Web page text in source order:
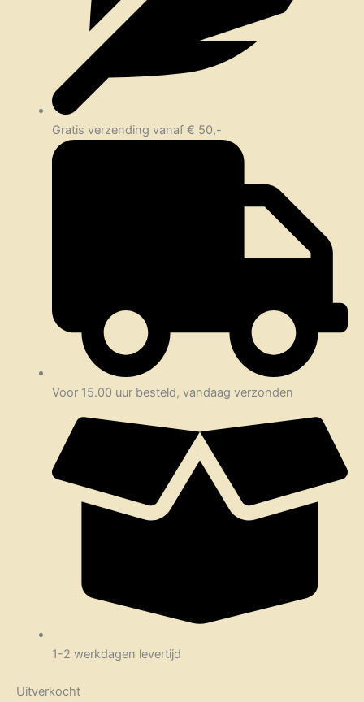
Gratis verzending vanaf € 50,-
Voor 15.00 uur besteld, vandaag verzonden
1-2 werkdagen levertijd
Uitverkocht